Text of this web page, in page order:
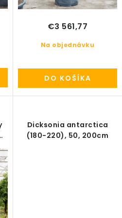
údajov
O nás
Na objednávku
€3 561,77
DO KOŠÍKA
Dicksonia antarctica
(180-220), 50, 200cm